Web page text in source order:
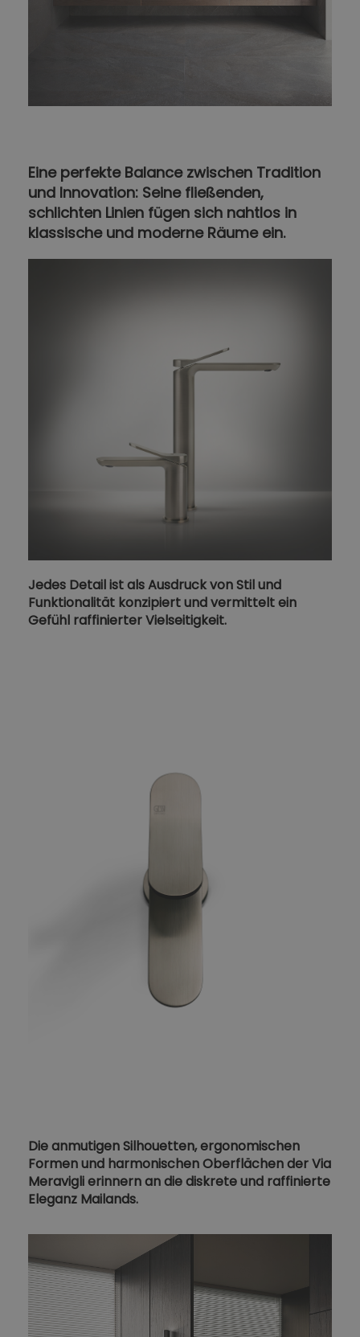
Eine perfekte Balance zwischen Tradition
und Innovation: Seine fließenden,
schlichten Linien fügen sich nahtlos in
klassische und moderne Räume ein.
Jedes Detail ist als Ausdruck von Stil und
Funktionalität konzipiert und vermittelt ein
Gefühl raffinierter Vielseitigkeit.
Die anmutigen Silhouetten, ergonomischen
Formen und harmonischen Oberflächen der Via
Meravigli erinnern an die diskrete und raffinierte
Eleganz Mailands.